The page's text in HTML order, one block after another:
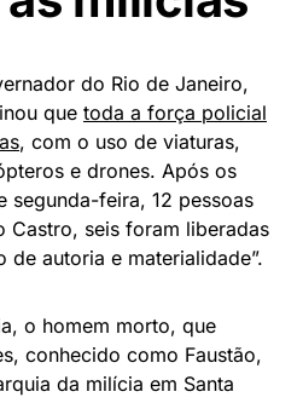
do Rio de Janeiro,
que toda a força policial
, com o uso de viaturas,
e drones. Após os
segunda-feira, 12 pessoas
Castro, seis foram liberadas
de autoria e materialidade”.
o homem morto, que
conhecido como Faustão,
da milícia em Santa